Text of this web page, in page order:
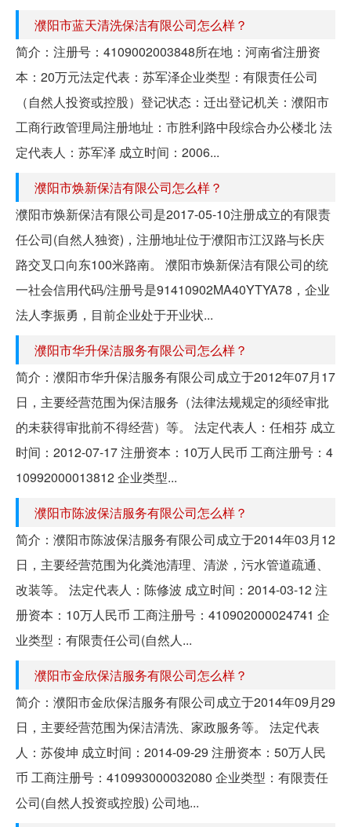
濮阳市蓝天清洗保洁有限公司怎么样？
简介：注册号：4109002003848所在地：河南省注册资
本：20万元法定代表：苏军泽企业类型：有限责任公司
（自然人投资或控股）登记状态：迁出登记机关：濮阳市
工商行政管理局注册地址：市胜利路中段综合办公楼北 法
定代表人：苏军泽 成立时间：2006...
濮阳市焕新保洁有限公司怎么样？
濮阳市焕新保洁有限公司是2017-05-10注册成立的有限责
任公司(自然人独资)，注册地址位于濮阳市江汉路与长庆
路交叉口向东100米路南。 濮阳市焕新保洁有限公司的统
一社会信用代码/注册号是91410902MA40YTYA78，企业
法人李振勇，目前企业处于开业状...
濮阳市华升保洁服务有限公司怎么样？
简介：濮阳市华升保洁服务有限公司成立于2012年07月17
日，主要经营范围为保洁服务（法律法规规定的须经审批
的未获得审批前不得经营）等。 法定代表人：任相芬 成立
时间：2012-07-17 注册资本：10万人民币 工商注册号：4
10992000013812 企业类型...
濮阳市陈波保洁服务有限公司怎么样？
简介：濮阳市陈波保洁服务有限公司成立于2014年03月12
日，主要经营范围为化粪池清理、清淤，污水管道疏通、
改装等。 法定代表人：陈修波 成立时间：2014-03-12 注
册资本：10万人民币 工商注册号：410902000024741 企
业类型：有限责任公司(自然人...
濮阳市金欣保洁服务有限公司怎么样？
简介：濮阳市金欣保洁服务有限公司成立于2014年09月29
日，主要经营范围为保洁清洗、家政服务等。 法定代表
人：苏俊坤 成立时间：2014-09-29 注册资本：50万人民
币 工商注册号：410993000032080 企业类型：有限责任
公司(自然人投资或控股) 公司地...